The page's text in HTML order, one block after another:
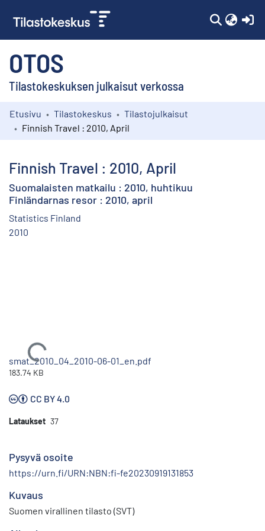
OTOS
Tilastokeskuksen julkaisut verkossa
Kokoelmat
Etusivu Tilastokeskus
Tilastojulkaisut
Finnish Travel : 2010, April
Finnish Travel : 2010, April
Suomalaisten matkailu : 2010, huhtikuu
Finländarnas resor : 2010, april
Statistics Finland
2010
Ladataan...
smat_2010_04_2010-06-01_en.pdf
183.74 KB
CC BY 4.0
Lataukset 37
Pysyvä osoite
https://urn.fi/URN:NBN:fi-fe20230919131853
Kuvaus
Suomen virallinen tilasto (SVT)